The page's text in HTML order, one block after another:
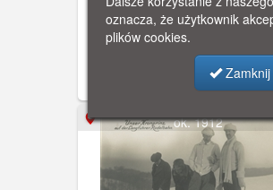
Willa Gustava von Dippe, w
zamieszkał następca tronu
październiku 1911 r. Kronprinz
dowództwo 1. Regimentu Brygady
Przybocznej Huzarów. Willa
Grunwaldzka 114). Obieg 1912
ok. 1912
oznacza, że użytkownik
plików cookies.
Zamknij